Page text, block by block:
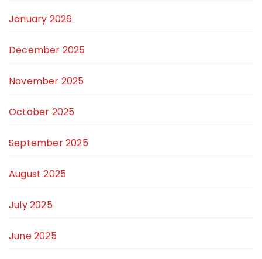
January 2026
December 2025
November 2025
October 2025
September 2025
August 2025
July 2025
June 2025